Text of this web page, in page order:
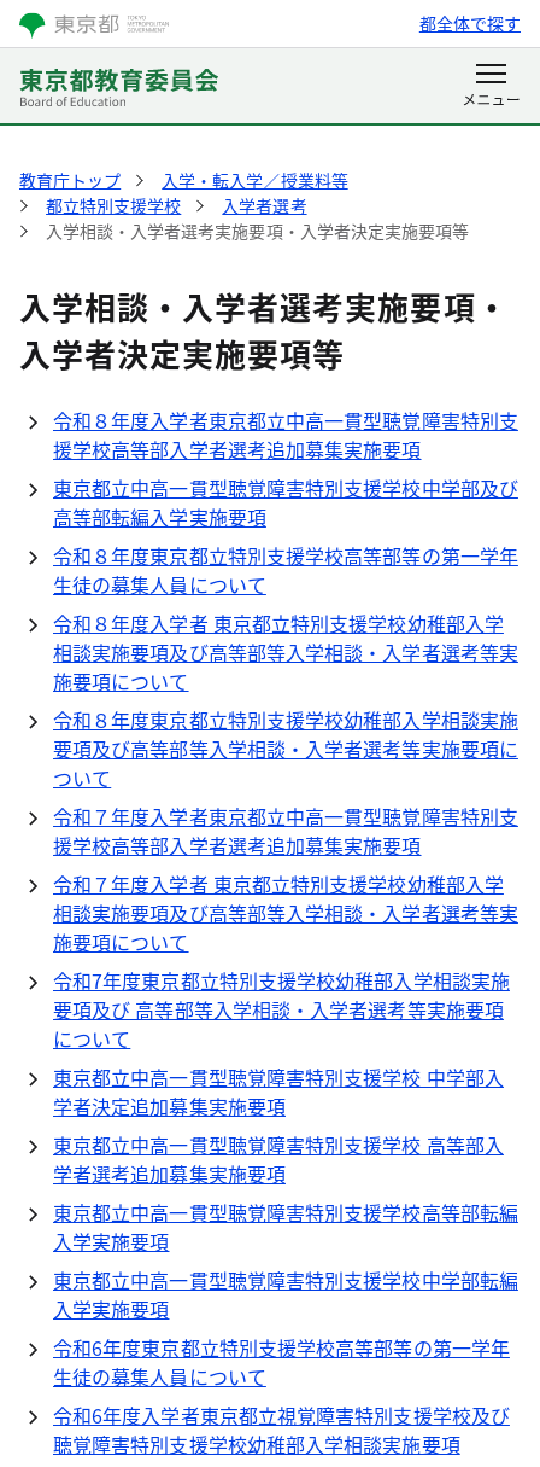
都全体で探す
教育庁トップ
入学・転入学／授業料等
都立特別支援学校
入学者選考
入学相談・入学者選考実施要項・入学者決定実施要項等
入学相談・入学者選考実施要項・
入学者決定実施要項等
令和８年度入学者東京都立中高一貫型聴覚障害特別支
援学校高等部入学者選考追加募集実施要項
東京都立中高一貫型聴覚障害特別支援学校中学部及び
高等部転編入学実施要項
令和８年度東京都立特別支援学校高等部等の第一学年
生徒の募集人員について
令和８年度入学者 東京都立特別支援学校幼稚部入学
相談実施要項及び高等部等入学相談・入学者選考等実
施要項について
令和８年度東京都立特別支援学校幼稚部入学相談実施
要項及び高等部等入学相談・入学者選考等実施要項に
ついて
令和７年度入学者東京都立中高一貫型聴覚障害特別支
援学校高等部入学者選考追加募集実施要項
令和７年度入学者 東京都立特別支援学校幼稚部入学
相談実施要項及び高等部等入学相談・入学者選考等実
施要項について
令和7年度東京都立特別支援学校幼稚部入学相談実施
要項及び 高等部等入学相談・入学者選考等実施要項
について
東京都立中高一貫型聴覚障害特別支援学校 中学部入
学者決定追加募集実施要項
東京都立中高一貫型聴覚障害特別支援学校 高等部入
学者選考追加募集実施要項
東京都立中高一貫型聴覚障害特別支援学校高等部転編
入学実施要項
東京都立中高一貫型聴覚障害特別支援学校中学部転編
入学実施要項
令和6年度東京都立特別支援学校高等部等の第一学年
生徒の募集人員について
令和6年度入学者東京都立視覚障害特別支援学校及び
聴覚障害特別支援学校幼稚部入学相談実施要項